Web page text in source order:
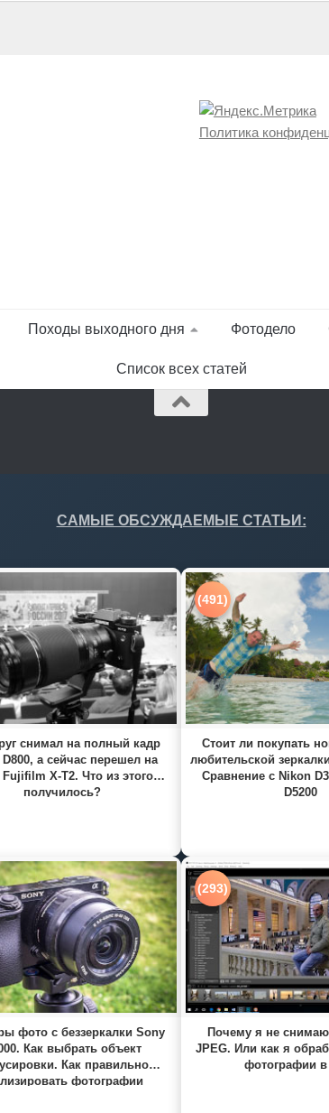
Политика
Походы выходного дня Фотодело
Список всех статей
САМЫЕ ОБСУЖДАЕМЫЕ СТАТЬИ:
снимал на полный кадр
D800, а сейчас перешел на
Fujifilm X-T2. Что из этого
получилось?
(491)
Стоит ли покупать
любительской
Сравнение с Nikon
D5200
фото с беззеркалки Sony
Как выбрать объект
Как правильно
фотографии
(293)
Почему я не
JPEG. Или как я
фотографии в